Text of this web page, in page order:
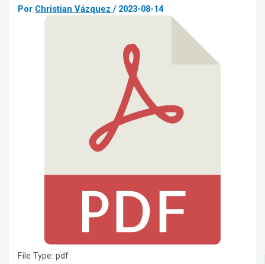
Por Christian Vázquez/ 2023-08-14
File Type:pdf